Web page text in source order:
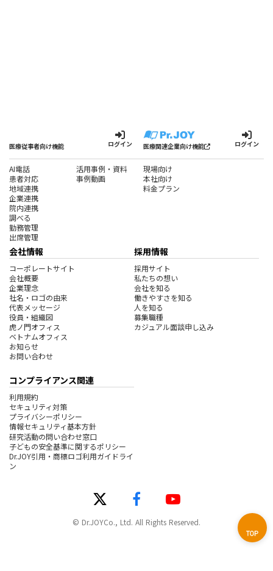
医療従事者向け機能 ログイン
AI電話
患者対応
地域連携
企業連携
院内連携
調べる
勤務管理
出席管理
活用事例・資料
事例動画
医療関連企業向け機能 ログイン
現場向け
本社向け
料金プラン
会社情報
コーポレートサイト
会社概要
企業理念
社名・ロゴの由来
代表メッセージ
役員・組織図
虎ノ門オフィス
ベトナムオフィス
お知らせ
お問い合わせ
採用情報
採用サイト
私たちの想い
会社を知る
働きやすさを知る
人を知る
募集職種
カジュアル面談申し込み
コンプライアンス関連
利用規約
セキュリティ対策
プライバシーポリシー
情報セキュリティ基本方針
研究活動の問い合わせ窓口
子どもの安全基準に関するポリシー
Dr.JOY引用・商標ロゴ利用ガイドライ
ン
© Dr.JOYCo., Ltd. All Rights Reserved.